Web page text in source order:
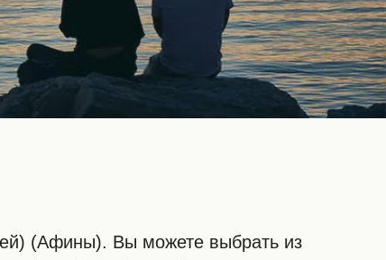
(Афины). Вы можете выбрать из